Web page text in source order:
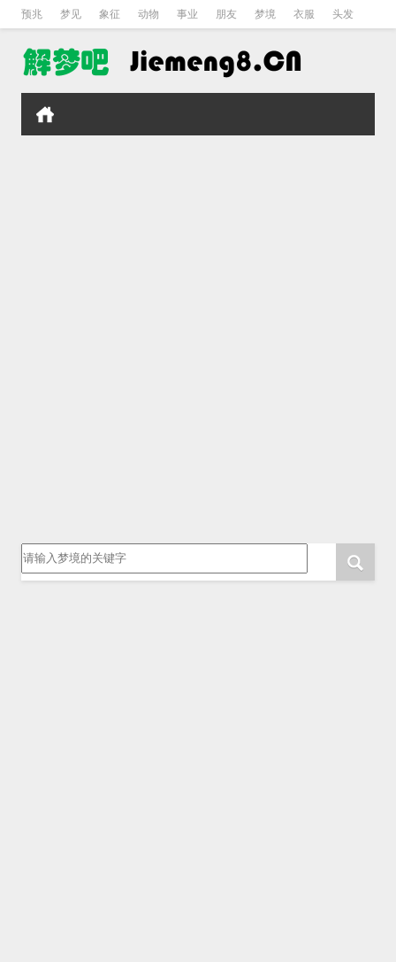
预兆 梦见 象征 动物 事业 朋友 梦境 衣服 头发
请输入梦境的关键字